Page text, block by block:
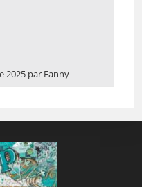
2025 par Fanny